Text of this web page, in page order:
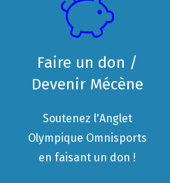
Faire un don /
Devenir Mécène
Soutenez l'Anglet
Olympique Omnisports
en faisant un don !